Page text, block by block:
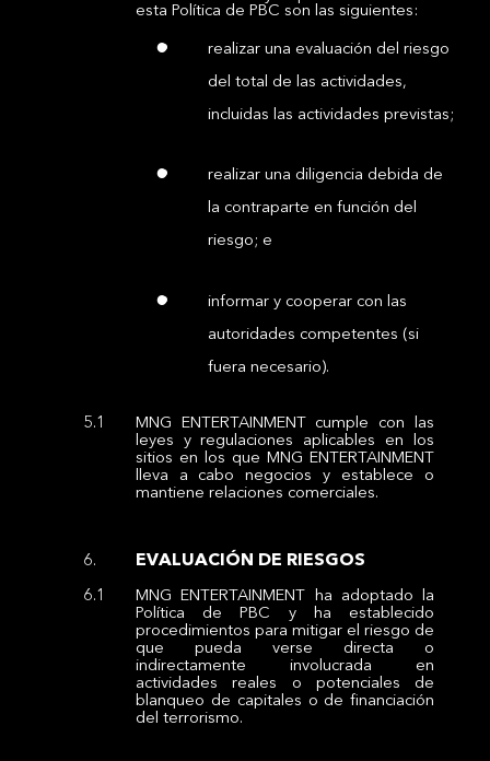
esta Política de PBC son las siguientes:
realizar una evaluación del riesgo
del total de las actividades,
incluidas las actividades previstas;
realizar una diligencia debida de
la contraparte en función del
riesgo; e
informar y cooperar con las
autoridades competentes (si
fuera necesario).
MNG ENTERTAINMENT cumple con las
leyes y regulaciones aplicables en los
sitios en los que MNG ENTERTAINMENT
lleva a cabo negocios y establece o
mantiene relaciones comerciales.
EVALUACIÓN DE RIESGOS
MNG ENTERTAINMENT ha adoptado la
Política de PBC y ha establecido
procedimientos para mitigar el riesgo de
que pueda verse directa o
indirectamente involucrada en
actividades reales o potenciales de
blanqueo de capitales o de financiación
del terrorismo.